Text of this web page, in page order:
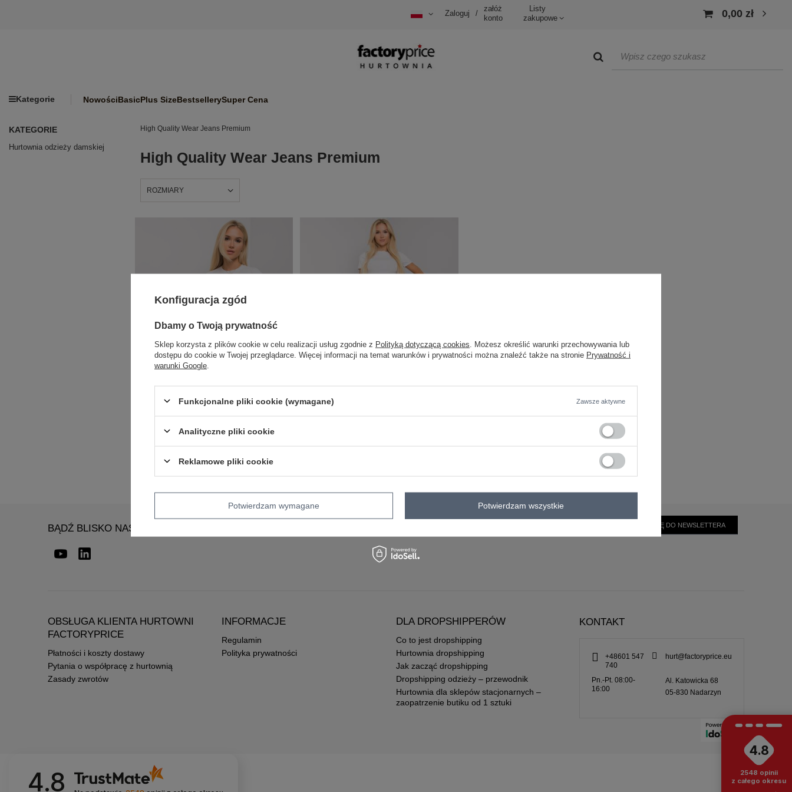
Zaloguj /
załóż
konto
Listy
zakupowe
0,00 zł
Kategorie NowościBasicPlus SizeBestsellerySuper Cena
KATEGORIE
Hurtownia odzieży damskiej
High Quality Wear Jeans Premium
High Quality Wear Jeans Premium
ROZMIARY
Zaloguj się i zobacz cenę
BĄDŹ BLISKO NAS ZAPISZ SIĘ DO NEWSLETTERA
OBSŁUGA KLIENTA HURTOWNI
FACTORYPRICE
Płatności i koszty dostawy
Pytania o współpracę z hurtownią
Zasady zwrotów
INFORMACJE
Regulamin
Polityka prywatności
DLA DROPSHIPPERÓW
Co to jest dropshipping
Hurtownia dropshipping
Jak zacząć dropshipping
Dropshipping odzieży – przewodnik
Hurtownia dla sklepów stacjonarnych –
zaopatrzenie butiku od 1 sztuki
KONTAKT
+48601 547
740
hurt@factoryprice.eu
Pn.-Pt. 08:00-
16:00
Al. Katowicka 68
05-830 Nadarzyn
4.8
4.8
2548 opinii
z całego okresu
Konfiguracja zgód
Dbamy o Twoją prywatność
Sklep korzysta z plików cookie w celu realizacji usług zgodnie z Polityką dotyczącą cookies . Możesz określić warunki przechowywania lub
dostępu do cookie w Twojej przeglądarce. Więcej informacji na temat warunków i prywatności można znaleźć także na stronie Prywatność i
warunki Google
Funkcjonalne pliki cookie (wymagane) Zawsze aktywne
Analityczne pliki cookie
Reklamowe pliki cookie
Potwierdzam wymagane Potwierdzam wszystkie